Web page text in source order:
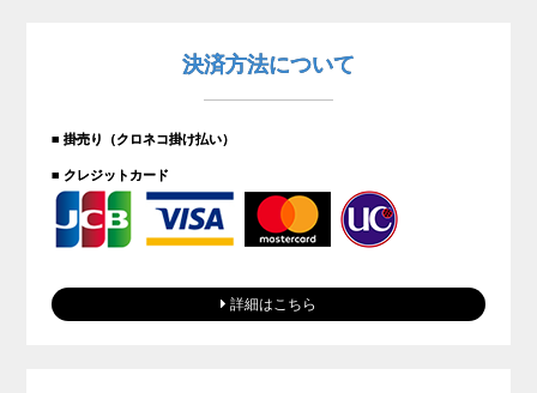
決済方法について
■ 掛売り（クロネコ掛け払い）
■ クレジットカード
詳細はこちら